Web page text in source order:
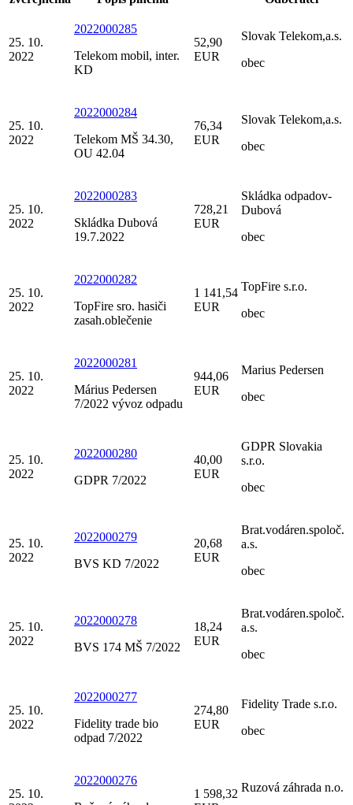
25. 10.
2022
2022000285
Telekom mobil, inter.
KD
52,90
EUR
Slovak Telekom,a.s.
obec
25. 10.
2022
2022000284
Telekom MŠ 34.30,
OU 42.04
76,34
EUR
Slovak Telekom,a.s.
obec
25. 10.
2022
2022000283
Skládka Dubová
19.7.2022
728,21
EUR
Skládka odpadov-
Dubová
obec
25. 10.
2022
2022000282
TopFire sro. hasiči
zasah.oblečenie
1 141,54
EUR
TopFire s.r.o.
obec
25. 10.
2022
2022000281
Márius Pedersen
7/2022 vývoz odpadu
944,06
EUR
Marius Pedersen
obec
25. 10.
2022
2022000280
GDPR 7/2022
40,00
EUR
GDPR Slovakia
s.r.o.
obec
25. 10.
2022
2022000279
BVS KD 7/2022
20,68
EUR
Brat.vodáren.spoloč.
a.s.
obec
25. 10.
2022
2022000278
BVS 174 MŠ 7/2022
18,24
EUR
Brat.vodáren.spoloč.
a.s.
obec
25. 10.
2022
2022000277
Fidelity trade bio
odpad 7/2022
274,80
EUR
Fidelity Trade s.r.o.
obec
25. 10.
2022000276
1 598,32 Ruzová záhrada n.o.